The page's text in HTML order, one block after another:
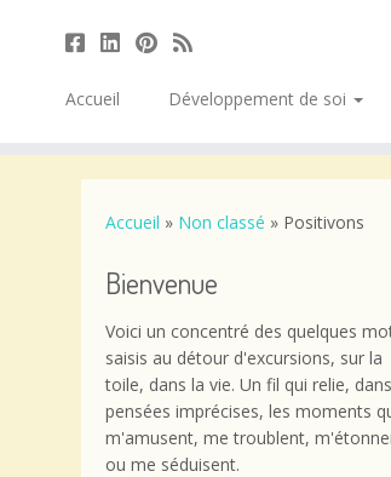
Accueil Développement de soi
Accueil » Non classé » Positivons
Bienvenue
Voici un concentré des quelques
saisis au détour d'excursions, sur la
toile, dans la vie. Un fil qui relie,
pensées imprécises, les moments
m'amusent, me troublent,
ou me séduisent.